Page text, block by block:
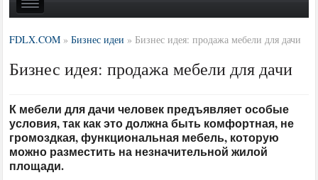
FDLX.COM »Бизнес идеи » Бизнес идея: продажа мебели для дачи
Бизнес идея: продажа мебели для дачи
К мебели для дачи человек предъявляет особые
условия, так как это должна быть комфортная, не
громоздкая, функциональная мебель, которую
можно разместить на незначительной жилой
площади.